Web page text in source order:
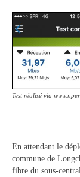
Vie
Aujon
Les
Test réalisé via
En attendant le
commune de
fibre du sous-